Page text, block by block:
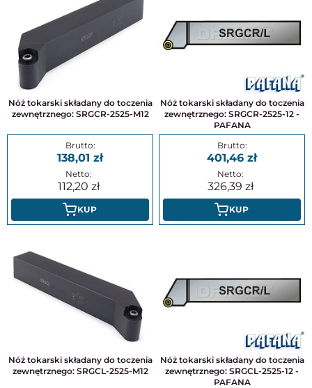
Nóż tokarski składany do toczenia
zewnętrznego: SRGCR-2525-M12
138,01
112,20
KUP
Nóż tokarski składany do toczenia
zewnętrznego: SRGCR-2525-12 -
PAFANA
401,46
326,39
KUP
Nóż tokarski składany do toczenia
zewnętrznego: SRGCL-2525-M12
Nóż tokarski składany do toczenia
zewnętrznego: SRGCL-2525-12 -
PAFANA